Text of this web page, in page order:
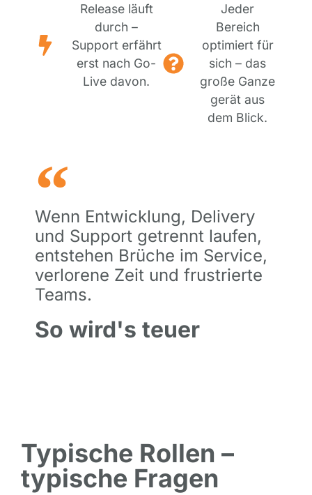
Release läuft
durch –
Support erfährt
erst nach Go-
Live davon.
Jeder
Bereich
optimiert für
sich – das
große Ganze
gerät aus
dem Blick.
Wenn Entwicklung, Delivery
und Support getrennt laufen,
entstehen Brüche im Service,
verlorene Zeit und frustrierte
Teams.
So wird's teuer
Typische Rollen –
typische Fragen